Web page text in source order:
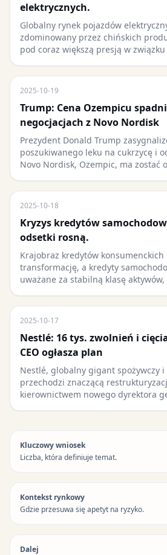
elektrycznych.
Globalny rynek pojazdów
zdominowany przez chińskich
pod coraz większą presją w
2025-10-19
Trump: Cena Ozempicu
negocjacjach z Novo Nordisk
Prezydent Donald Trump
poszukiwanego leku na cukrzycę i
Novo Nordisk, Ozempic, ma zostać
2025-10-18
Kryzys kredytów
odsetki rosną.
Krajobraz kredytów konsumenckich
transformację, a kredyty
uważane za stabilną klasę
2025-10-17
Nestlé: 16 tys. zwolnień i
CEO ogłasza plan
Nestlé, globalny gigant spożywczy i
przechodzi znaczącą
kierownictwem nowego dyrektora
Kluczowy wniosek
Liczba, która definiuje temat.
Kontekst rynkowy
Gdzie przesuwa się apetyt na ryzyko.
Dalej